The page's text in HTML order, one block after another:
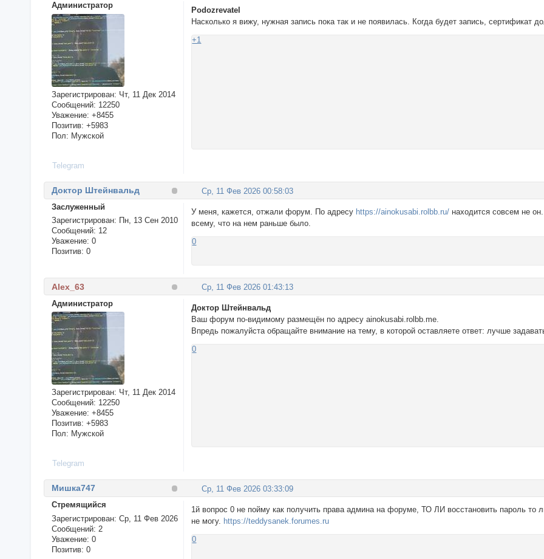
Администратор
Зарегистрирован: Чт, 11 Дек 2014
Сообщений: 12250
Уважение: +8455
Позитив: +5983
Пол: Мужской
Podozrevatel
Насколько я вижу, нужная запись пока так и не появилась. Когда будет запись, сертификат
+1
Telegram
Ср, 11 Фев 2026 00:58:03
Доктор Штейнвальд
Заслуженный
Зарегистрирован: Пн, 13 Сен 2010
Сообщений: 12
Уважение: 0
Позитив: 0
У меня, кажется, отжали форум. По адресу https://ainokusabi.rolbb.ru/ находится совсем не
всему, что на нем раньше было.
0
Ср, 11 Фев 2026 01:43:13
Alex_63
Администратор
Зарегистрирован: Чт, 11 Дек 2014
Сообщений: 12250
Уважение: +8455
Позитив: +5983
Пол: Мужской
Доктор Штейнвальд
Ваш форум по-видимому размещён по адресу ainokusabi.rolbb.me.
Впредь пожалуйста обращайте внимание на тему, в которой оставляете ответ: лучше
0
Telegram
Ср, 11 Фев 2026 03:33:09
Мишка747
Стремящийся
Зарегистрирован: Ср, 11 Фев 2026
Сообщений: 2
Уважение: 0
Позитив: 0
1й вопрос 0 не пойму как получить права админа на форуме, ТО ЛИ восстановить пароль то
не могу. https://teddysanek.forumes.ru
0